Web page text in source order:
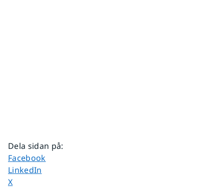
Dela sidan på:
Dela sidan på
Facebook
Dela sidan på
LinkedIn
Dela sidan på
X